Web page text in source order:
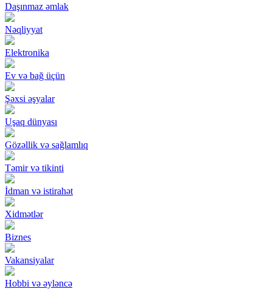
Daşınmaz əmlak
Nəqliyyat
Elektronika
Ev və bağ üçün
Şəxsi əşyalar
Uşaq dünyası
Gözəllik və sağlamlıq
Təmir və tikinti
İdman və istirahət
Xidmətlər
Biznes
Vakansiyalar
Hobbi və əyləncə